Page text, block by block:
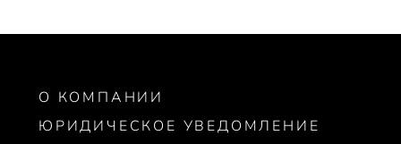
О КОМПАНИИ
ЮРИДИЧЕСКОЕ УВЕДОМЛЕНИЕ